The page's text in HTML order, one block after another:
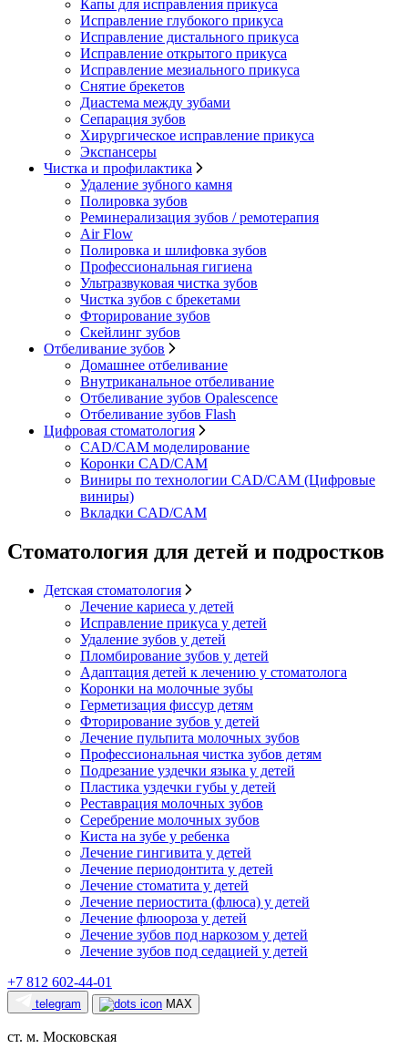
Капы для исправления прикуса
Исправление глубокого прикуса
Исправление дистального прикуса
Исправление открытого прикуса
Исправление мезиального прикуса
Снятие брекетов
Диастема между зубами
Сепарация зубов
Хирургическое исправление прикуса
Экспансеры
Чистка и профилактика
Удаление зубного камня
Полировка зубов
Реминерализация зубов / ремотерапия
Air Flow
Полировка и шлифовка зубов
Профессиональная гигиена
Ультразвуковая чистка зубов
Чистка зубов с брекетами
Фторирование зубов
Скейлинг зубов
Отбеливание зубов
Домашнее отбеливание
Внутриканальное отбеливание
Отбеливание зубов Opalescence
Отбеливание зубов Flash
Цифровая стоматология
CAD/CAM моделирование
Коронки CAD/CAM
Виниры по технологии CAD/CAM (Цифровые
виниры)
Вкладки CAD/CAM
Стоматология для детей и подростков
Детская стоматология
Лечение кариеса у детей
Исправление прикуса у детей
Удаление зубов у детей
Пломбирование зубов у детей
Адаптация детей к лечению у стоматолога
Коронки на молочные зубы
Герметизация фиссур детям
Фторирование зубов у детей
Лечение пульпита молочных зубов
Профессиональная чистка зубов детям
Подрезание уздечки языка у детей
Пластика уздечки губы у детей
Реставрация молочных зубов
Серебрение молочных зубов
Киста на зубе у ребенка
Лечение гингивита у детей
Лечение периодонтита у детей
Лечение стоматита у детей
Лечение периостита (флюса) у детей
Лечение флюороза у детей
Лечение зубов под наркозом у детей
Лечение зубов под седацией у детей
+7 812 602-44-01
telegram MAX
ст. м. Московская